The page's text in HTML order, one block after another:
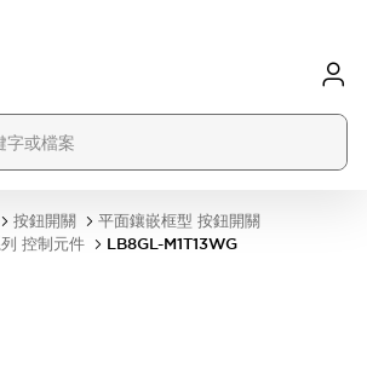
按鈕開關
平面鑲嵌框型 按鈕開關
控制元件
LB8GL-M1T13WG